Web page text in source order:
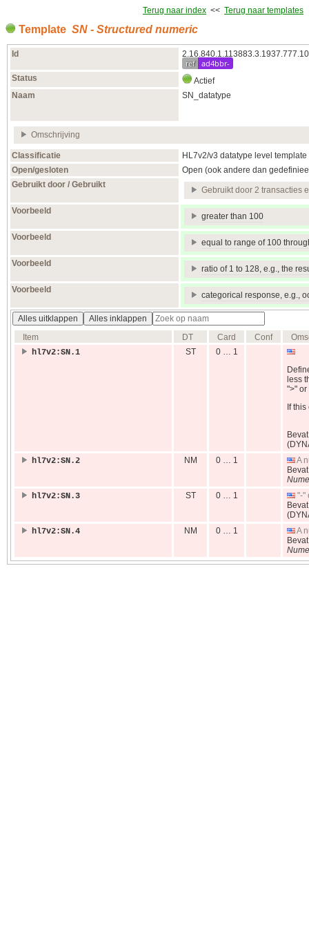
Terug naar index << Terug naar templates
Template SN - Structured numeric
Id
ref ad4bbr-
Status
Actief
Naam
SN_datatype
Omschrijving
Classificatie
HL7v2/v3 datatype level template
Open/gesloten
Open (ook andere dan
Gebruikt door / Gebruikt
Gebruikt door 2 transacties
Voorbeeld
greater than 100
Voorbeeld
equal to range of 100
Voorbeeld
ratio of 1 to 128, e.g., the
Voorbeeld
categorical response, e.g.,
Alles uitklappen
Alles inklappen
Item
DT Card Conf
hl7v2:SN.1
ST
0 … 1
less
">" or
If
hl7v2:SN.2
NM 0 … 1
A
hl7v2:SN.3
ST 0 … 1
"-"
hl7v2:SN.4
NM 0 … 1
A